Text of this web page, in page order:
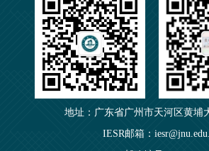
地址：广东省广州市天河区黄埔
IESR邮箱：